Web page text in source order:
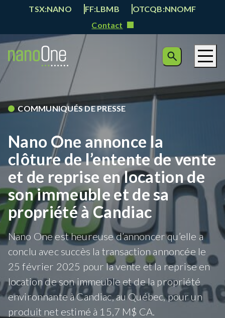
TSX:NANO FF:LBMB
OTCQB:NNOMF
Contact
COMMUNIQUÉS DE PRESSE
Nano One annonce la
clôture de l’entente de vente
et de reprise en location de
son immeuble et de sa
propriété à Candiac
Nano One est heureuse d’annoncer qu’elle a
conclu avec succès la transaction annoncée le
25 février 2025 pour la vente et la reprise en
location de son immeuble et de la propriété
environnante à Candiac, au Québec, pour un
produit net estimé à 15,7 M$ CA.